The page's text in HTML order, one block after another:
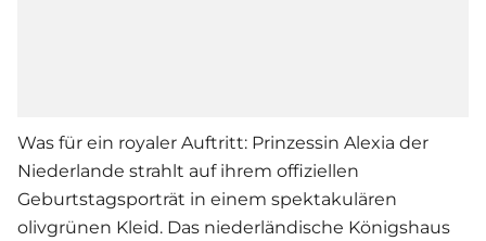
Was für ein royaler Auftritt: Prinzessin Alexia der
Niederlande strahlt auf ihrem offiziellen
Geburtstagsporträt in einem spektakulären
olivgrünen Kleid. Das niederländische Königshaus